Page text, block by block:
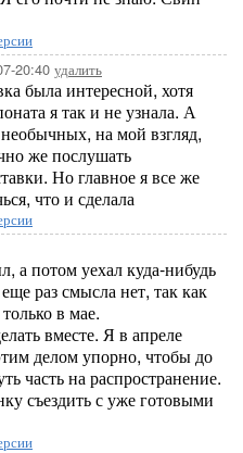
20:40 удалить
была интересной, хотя
я так и не узнала. А
на мой взгляд,
же послушать
Но главное я все же
что и сделала
а потом уехал куда-нибудь
раз смысла нет, так как
в мае.
вместе. Я в апреле
делом упорно, чтобы до
часть на распространение.
съездить с уже готовыми